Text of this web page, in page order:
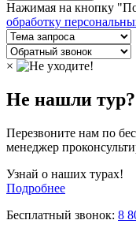
Нажимая на кнопку
обработку
×
Не нашли тур?
Перезвоните нам по
менеджер
Узнай о наших турах!
Подробнее
Бесплатный звонок: 8